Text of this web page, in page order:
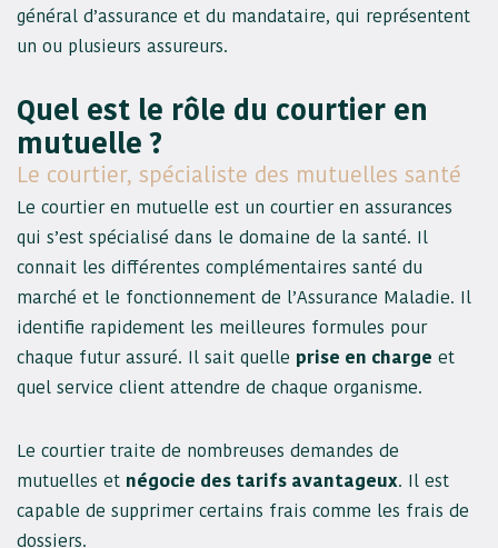
général d’assurance et du mandataire, qui représentent
un ou plusieurs assureurs.
Quel est le rôle du courtier en
mutuelle ?
Le courtier, spécialiste des mutuelles santé
Le courtier en mutuelle est un courtier en assurances
qui s’est spécialisé dans le domaine de la santé. Il
connait les différentes complémentaires santé du
marché et le fonctionnement de l’Assurance Maladie. Il
identifie rapidement les meilleures formules pour
chaque futur assuré. Il sait quelle prise en charge et
quel service client attendre de chaque organisme.
Le courtier traite de nombreuses demandes de
mutuelles et négocie des tarifs avantageux. Il est
capable de supprimer certains frais comme les frais de
dossiers.